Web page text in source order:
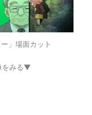
」場面カット
をみる▼